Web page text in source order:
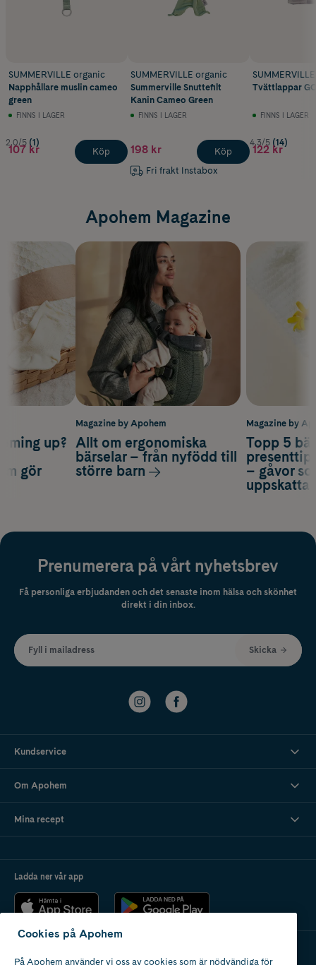
SUMMERVILLE organic
Napphållare muslin cameo
green
FINNS I LAGER
2.0/5 (1)
107 kr Köp
SUMMERVILLE organic
Summerville Snuttefilt
Kanin Cameo Green
FINNS I LAGER
198 kr
Fri frakt Instabox
Köp
Tvättlappar
FINNS I LAGER
4.3/5 (14)
122 kr
Apohem Magazine
Magazine by
Topp 5
– gåvor
up?
gör
Magazine by Apohem
Allt om ergonomiska
bärselar – från nyfödd till
större barn
Prenumerera på vårt nyhetsbrev
Få personliga erbjudanden och det senaste inom hälsa och skönhet
direkt i din inbox.
Fyll i mailadress Skicka
Kundservice
Om Apohem
Mina recept
Ladda ner vår app
Cookies på Apohem
På Apohem använder vi oss av cookies som är nödvändiga för